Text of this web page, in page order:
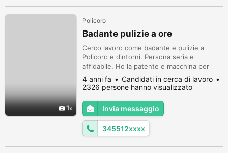
1
Policoro
Badante pulizie a ore
Cerco lavoro come badante e pulizie a
Policoro e dintorni. Persona seria e
affidabile. Ho la patente e macchina per
possibile spostamenti. Parlo italiano
avanzato. Non perdi tempo.
4 anni fa
Candidati in cerca di lavoro
2326 persone hanno visualizzato
Invia messaggio
345512xxxx